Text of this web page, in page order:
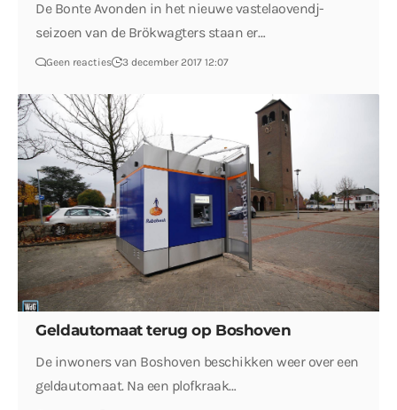
De Bonte Avonden in het nieuwe vastelaovendj-
seizoen van de Brökwagters staan er…
Geen reacties 3 december 2017 12:07
Geldautomaat terug op Boshoven
De inwoners van Boshoven beschikken weer over een
geldautomaat. Na een plofkraak…